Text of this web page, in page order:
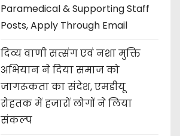
Paramedical & Supporting Staff
Posts, Apply Through Email
दिव्य वाणी सत्संग एवं नशा मुक्ति
अभियान ने दिया समाज को
जागरूकता का संदेश, एमडीयू
रोहतक में हजारों लोगों ने लिया
संकल्प